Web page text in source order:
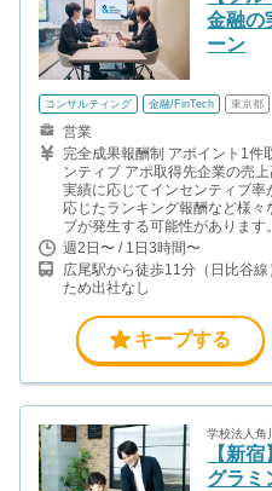
金融の
ーン
コンサルティング 金融/FinTech 東京都
営業
完全成果報酬制 アポイント1件
ンティブ アポ取得先企業の売
実績に応じてインセンティブ
応じたランキング報酬など様
ブが発生する可能性があります。
週2日〜 / 1日3時間〜
広尾駅から徒歩11分（日比谷
ため出社なし
キープする
学校法人角
【新
グラミ